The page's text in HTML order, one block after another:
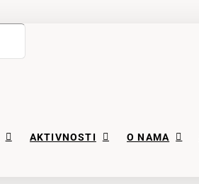
AKTIVNOSTI O NAMA